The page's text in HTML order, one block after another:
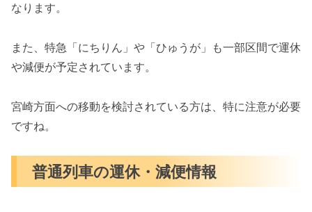
なります。
また、特急「にちりん」や「ひゅうが」も一部区間で運休
や減便が予定されています。
宮崎方面への移動を検討されている方は、特に注意が必要
ですね。
普通列車の運休・減便情報